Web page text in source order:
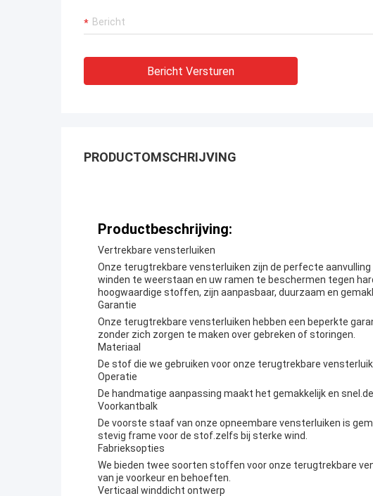
Bericht Versturen
PRODUCTOMSCHRIJVING
Productbeschrijving:
Vertrekbare vensterluiken
Onze terugtrekbare vensterluiken zijn de perfecte
winden te weerstaan en uw ramen te beschermen tegen
hoogwaardige stoffen, zijn aanpasbaar, duurzaam en
Garantie
Onze terugtrekbare vensterluiken hebben een beperkte
zonder zich zorgen te maken over gebreken of storingen.
Materiaal
De stof die we gebruiken voor onze terugtrekbare
Operatie
De handmatige aanpassing maakt het gemakkelijk en
Voorkantbalk
De voorste staaf van onze opneembare vensterluiken is
stevig frame voor de stof.zelfs bij sterke wind.
Fabrieksopties
We bieden twee soorten stoffen voor onze terugtrekbare
van je voorkeur en behoeften.
Verticaal winddicht ontwerp